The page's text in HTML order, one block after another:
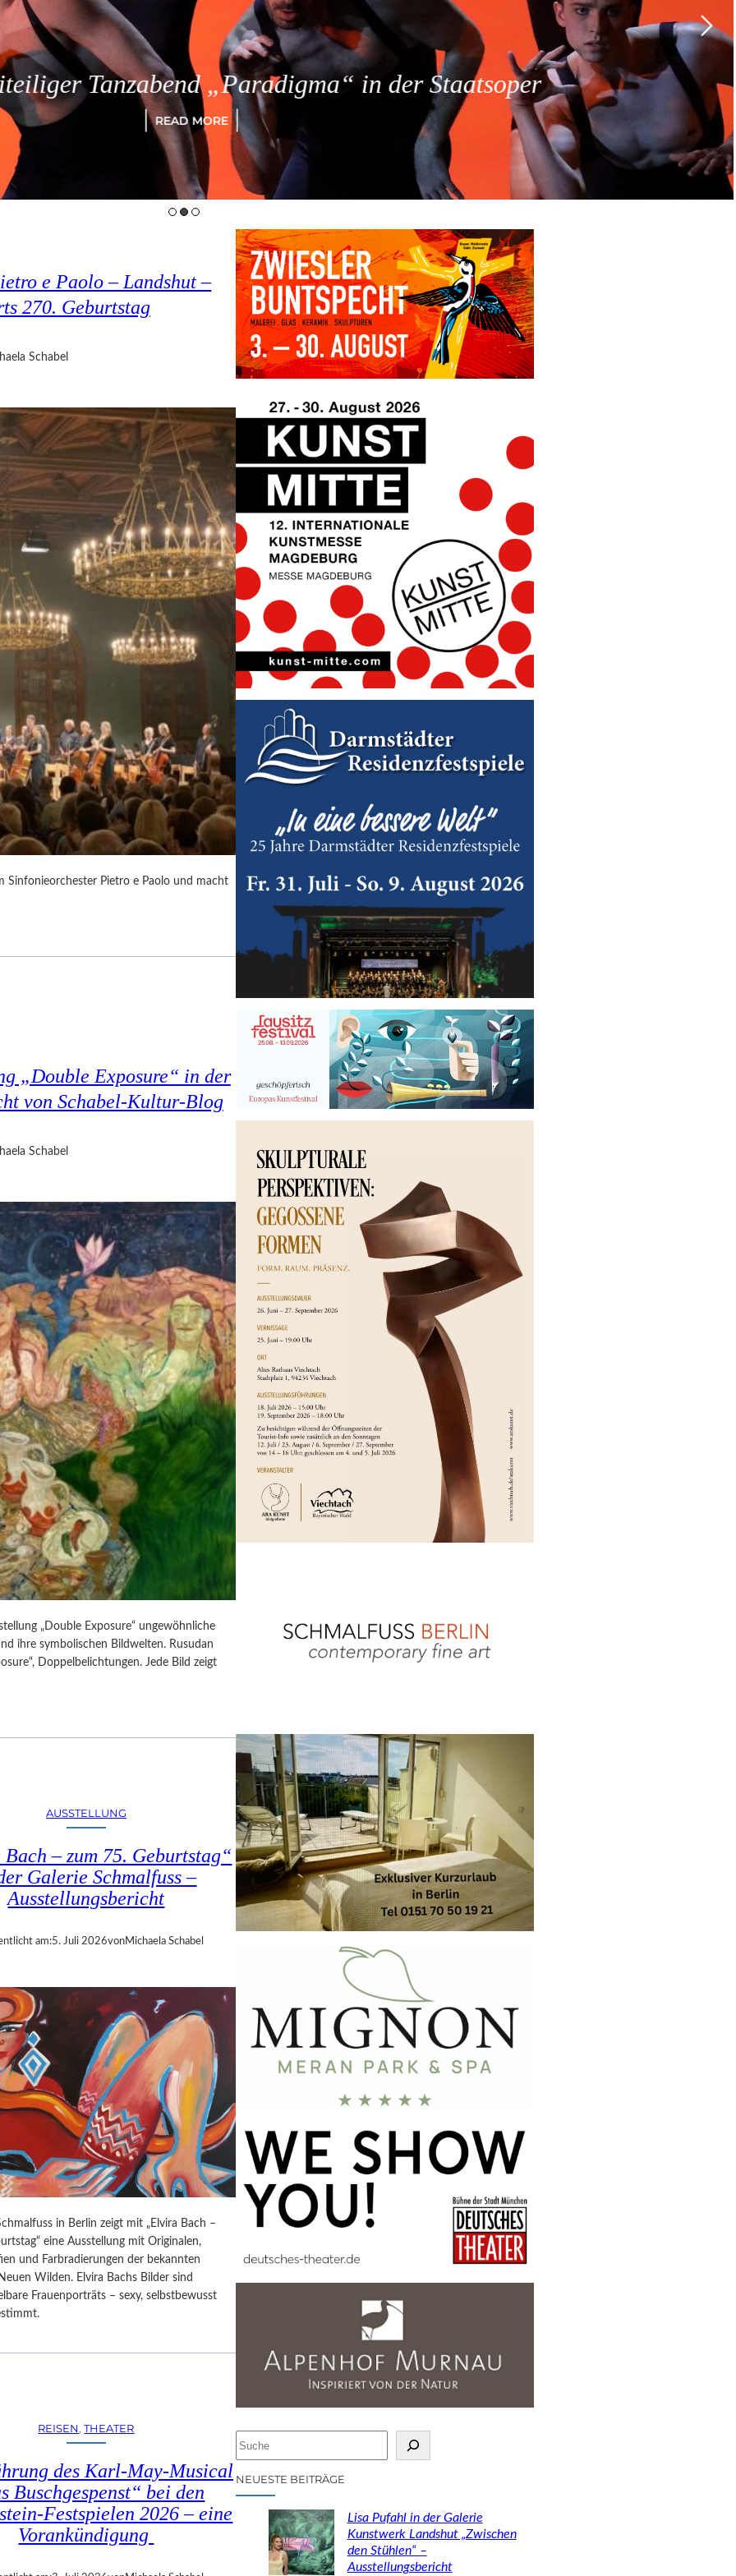
Tanzabend „Paradigma“ in der Staatsoper
READ MORE
e Paolo – Landshut –
270. Geburtstag
Schabel
Sinfonieorchester Pietro e Paolo und macht
„Double Exposure“ in der
von Schabel-Kultur-Blog
Schabel
„Double Exposure“ ungewöhnliche
ihre symbolischen Bildwelten. Rusudan
Doppelbelichtungen. Jede Bild zeigt
AUSSTELLUNG
– zum 75. Geburtstag“
Galerie Schmalfuss –
Ausstellungsbericht
am:5. Juli 2026vonMichaela Schabel
in Berlin zeigt mit „Elvira Bach –
eine Ausstellung mit Originalen,
und Farbradierungen der bekannten
Wilden. Elvira Bachs Bilder sind
Frauenporträts – sexy, selbstbewusst
REISEN, THEATER
des Karl-May-Musical
Buschgespenst“ bei den
Festspielen 2026 – eine
Vorankündigung
S
u
c
h
NEUESTE BEITRÄGE
Lisa Pufahl in der Galerie
Kunstwerk Landshut „Zwischen
den Stühlen“ –
Ausstellungsbericht